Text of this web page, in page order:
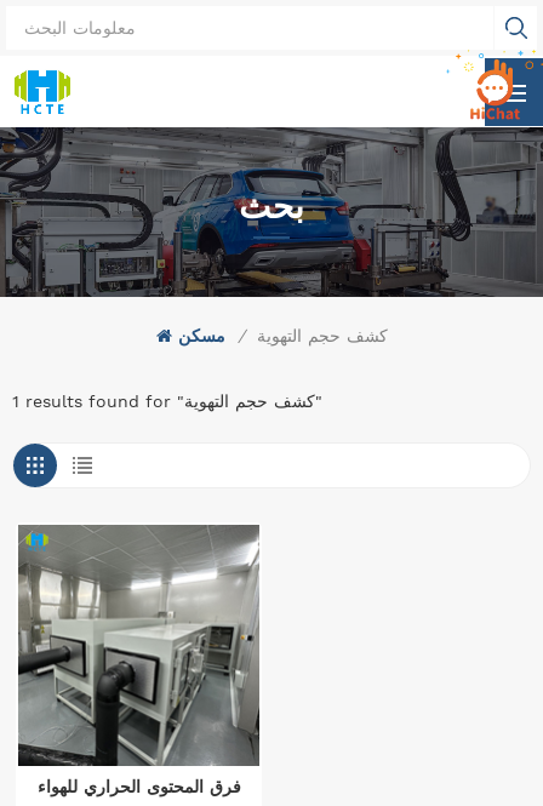
بحث
مسكن / كشف حجم التهوية
1 results found for "كشف حجم التهوية"
فرق المحتوى الحراري للهواء